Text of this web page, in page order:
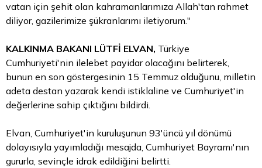
vatan için şehit olan kahramanlarımıza Allah'tan rahmet
diliyor, gazilerimize şükranlarımı iletiyorum."
KALKINMA BAKANI LÜTFİ ELVAN, Türkiye
Cumhuriyeti'nin ilelebet payidar olacağını belirterek,
bunun en son göstergesinin 15 Temmuz olduğunu, milletin
adeta destan yazarak kendi istiklaline ve Cumhuriyet'in
değerlerine sahip çıktığını bildirdi.
Elvan, Cumhuriyet'in kuruluşunun 93'üncü yıl dönümü
dolayısıyla yayımladığı mesajda, Cumhuriyet Bayramı'nın
gururla, sevinçle idrak edildiğini belirtti.